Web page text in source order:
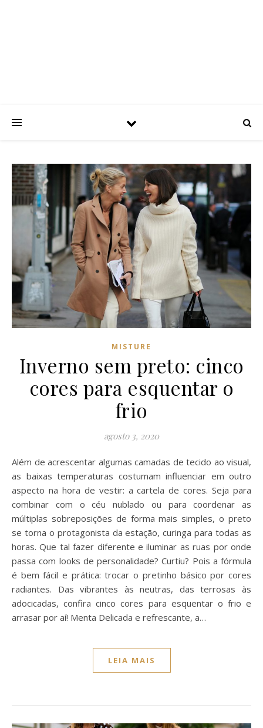
MISTURE
Inverno sem preto: cinco
cores para esquentar o
frio
agosto 3, 2020
Além de acrescentar algumas camadas de tecido ao visual,
as baixas temperaturas costumam influenciar em outro
aspecto na hora de vestir: a cartela de cores. Seja para
combinar com o céu nublado ou para coordenar as
múltiplas sobreposições de forma mais simples, o preto
se torna o protagonista da estação, curinga para todas as
horas. Que tal fazer diferente e iluminar as ruas por onde
passa com looks de personalidade? Curtiu? Pois a fórmula
é bem fácil e prática: trocar o pretinho básico por cores
radiantes. Das vibrantes às neutras, das terrosas às
adocicadas, confira cinco cores para esquentar o frio e
arrasar por aí! Menta Delicada e refrescante, a…
LEIA MAIS